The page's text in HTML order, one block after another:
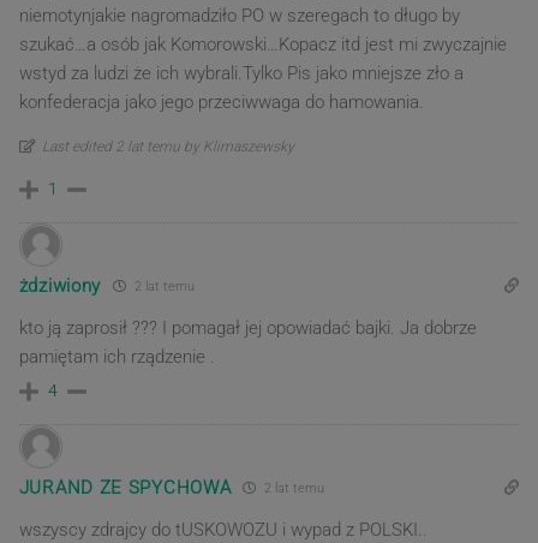
niemotynjakie nagromadziło PO w szeregach to długo by
szukać…a osób jak Komorowski…Kopacz itd jest mi zwyczajnie
wstyd za ludzi że ich wybrali.Tylko Pis jako mniejsze zło a
konfederacja jako jego przeciwwaga do hamowania.
Last edited 2 lat temu by Klimaszewsky
1
żdziwiony 2 lat temu
kto ją zaprosił ??? I pomagał jej opowiadać bajki. Ja dobrze
pamiętam ich rządzenie .
4
JURAND ZE SPYCHOWA 2 lat temu
wszyscy zdrajcy do tUSKOWOZU i wypad z POLSKI..